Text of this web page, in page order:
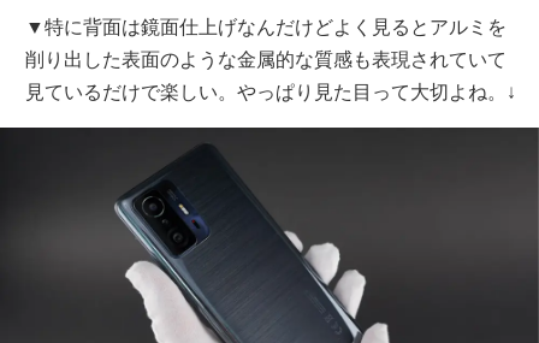
▼特に背面は鏡面仕上げなんだけどよく見るとアルミを
削り出した表面のような金属的な質感も表現されていて
見ているだけで楽しい。やっぱり見た目って大切よね。↓